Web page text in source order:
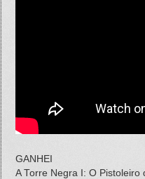
GANHEI
A Torre Negra I: O Pistoleiro